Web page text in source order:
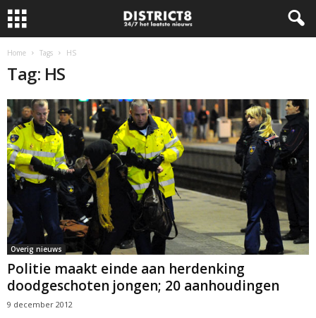
Home Tags HS
Tag: HS
Overig nieuws
Politie maakt einde aan herdenking
doodgeschoten jongen; 20 aanhoudingen
9 december 2012